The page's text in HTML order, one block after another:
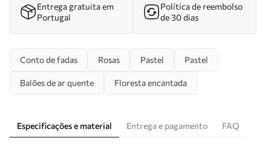
Entrega gratuita em
Portugal
Política de reembolso
de 30 dias
Conto de fadas Rosas Pastel Pastel
Balões de ar quente Floresta encantada
Especificações e material Entrega e pagamento FAQ